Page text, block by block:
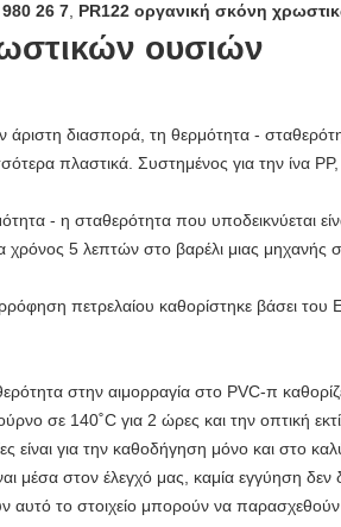
26 7 PR122 οργανική σκόνη
ουσιών
διασπορά, τη θερμότητα -
πλαστικά. Συστημένος για την ίνα PP,
- η σταθερότητα που υποδεικνύεται
α χρόνος 5 λεπτών στο βαρέλι μιας
πετρελαίου καθορίστηκε βάσει του
στην αιμορραγία στο PVC-π
σε 140˚C για 2 ώρες και την οπτική
για την καθοδήγηση μόνο και στο
μέσα στον έλεγχό μας, καμία εγγύηση
αυτό το στοιχείο μπορούν να παρασχεθούν